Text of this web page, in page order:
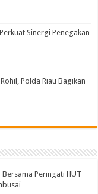
Sinergi Penegakan
Polda Riau Bagikan
Peringati HUT